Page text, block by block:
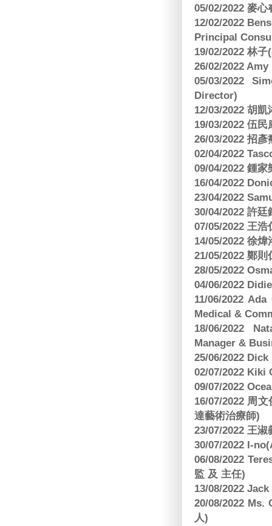
05/02/2022 麥
12/02/2022
Principal
19/02/2022 林
26/02/2022
05/03/2022
Director)
12/03/2022 胡
19/03/2022 伍
26/03/2022 招
02/04/2022
09/04/2022 鍾
16/04/2022
23/04/2022
30/04/2022 許
07/05/2022 王
14/05/2022 徐
21/05/2022 鄭
28/05/2022
04/06/2022
11/06/2022
Medical &
18/06/2022
Manager &
25/06/2022
02/07/2022 Kiki
09/07/2022
16/07/2022 周
達藝術治療師)
23/07/2022 王
30/07/2022 I-
06/08/2022
監 及 主任)
13/08/2022
20/08/2022
人)